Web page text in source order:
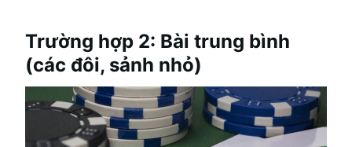
Trường hợp 2: Bài trung bình
(các đôi, sảnh nhỏ)